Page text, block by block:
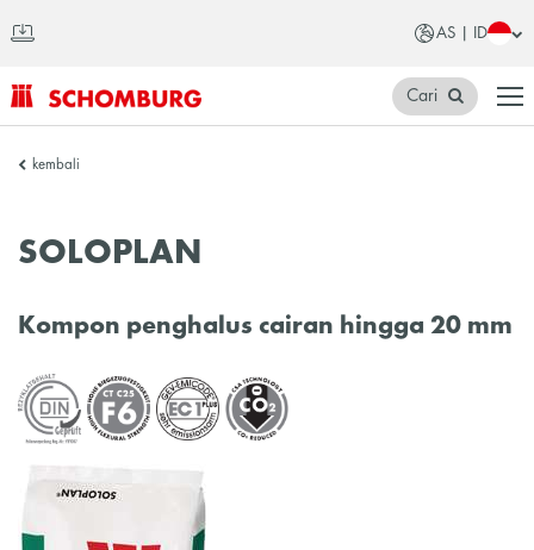
AS | ID
SCHOMBURG
Cari
kembali
SOLOPLAN
Kompon penghalus cairan hingga 20 mm